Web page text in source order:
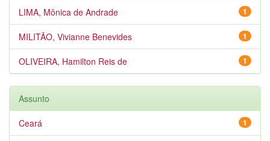
1
LIMA, Mônica de Andrade
1
MILITÃO, Vivianne Benevides
1
OLIVEIRA, Hamilton Reis de
Assunto
1
Ceará